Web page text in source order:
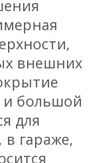
внешних
и большой
для
в гараже,